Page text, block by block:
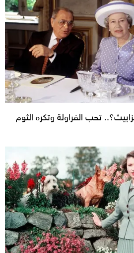
تحب الفراولة وتكره الثوم